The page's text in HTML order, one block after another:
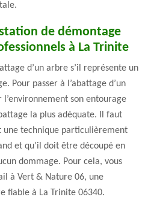
de démontage
à La Trinite
d’un arbre s’il représente un
Pour passer à l’abattage d’un
l’environnement son entourage
la plus adéquate. Il faut
une technique particulièrement
et qu’il doit être découpé en
dommage. Pour cela, vous
à Vert & Nature 06, une
fiable à La Trinite 06340.